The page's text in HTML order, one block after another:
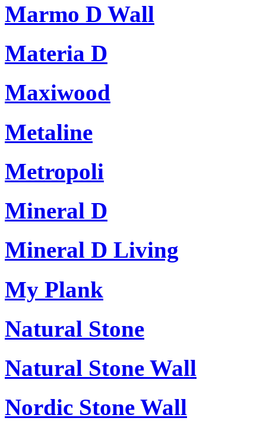
Marmo D Wall
Materia D
Maxiwood
Metaline
Metropoli
Mineral D
Mineral D Living
My Plank
Natural Stone
Natural Stone Wall
Nordic Stone Wall